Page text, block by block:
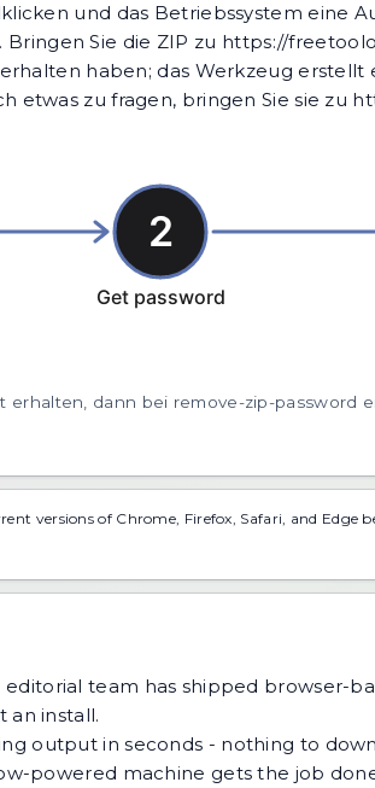
und das Betriebssystem eine
Sie die ZIP zu https://
haben; das Werkzeug
etwas zu fragen, bringen Sie sie zu
erhalten, dann bei remove-zip-password
versions of Chrome, Firefox, Safari, and Edge
team has shipped browser-
an install.
output in seconds - nothing to
powered machine gets the job